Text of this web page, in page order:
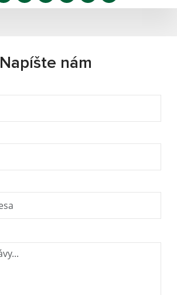
Napíšte nám